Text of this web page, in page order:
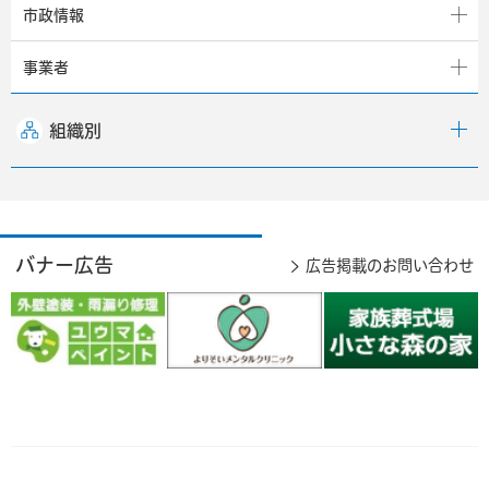
市政情報
事業者
組織別
バナー広告 広告掲載のお問い合わせ